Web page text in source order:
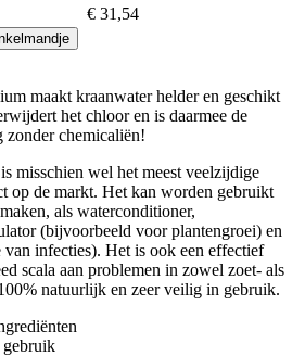
€ 31,54
maakt kraanwater helder en geschikt
het chloor en is daarmee de
zonder chemicaliën!
misschien wel het meest veelzijdige
op de markt. Het kan worden gebruikt
als waterconditioner,
(bijvoorbeeld voor plantengroei) en
infecties). Het is ook een effectief
scala aan problemen in zowel zoet- als
natuurlijk en zeer veilig in gebruik.